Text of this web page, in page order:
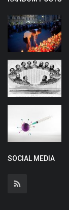
SOCIAL MEDIA